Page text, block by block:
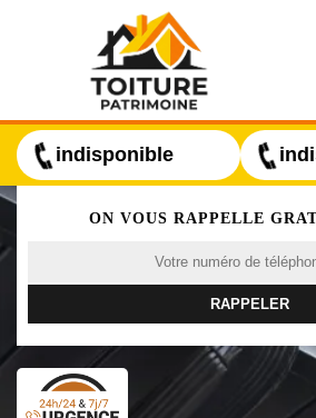
indisponible
ON VOUS RAPPELLE